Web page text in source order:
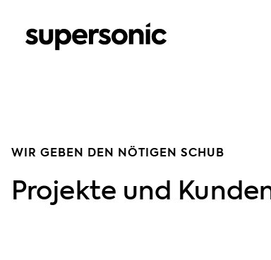
WIR GEBEN DEN NÖTIGEN SCHUB
Projekte und